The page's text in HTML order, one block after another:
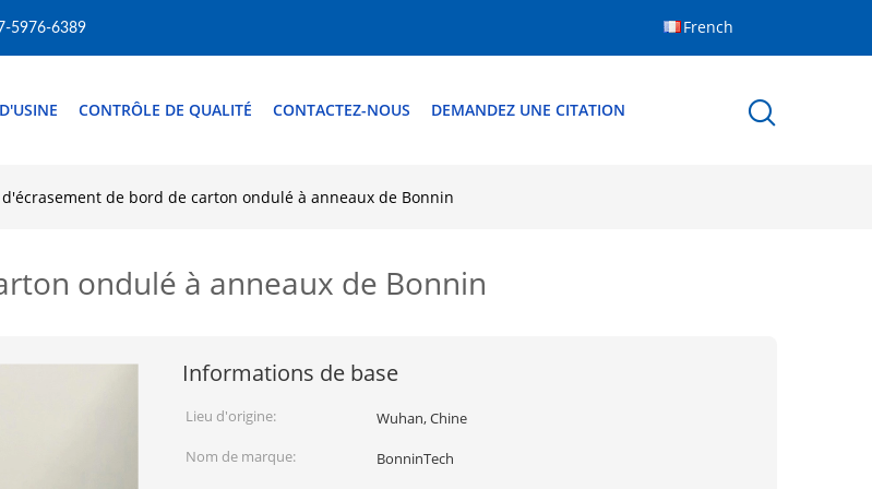
5976-6389 French
CONTRÔLE DE QUALITÉ CONTACTEZ-NOUS DEMANDEZ UNE CITATION
de bord de carton ondulé à anneaux de Bonnin
ondulé à anneaux de Bonnin
Informations de base
Lieu d'origine:
Wuhan, Chine
Nom de marque:
BonninTech